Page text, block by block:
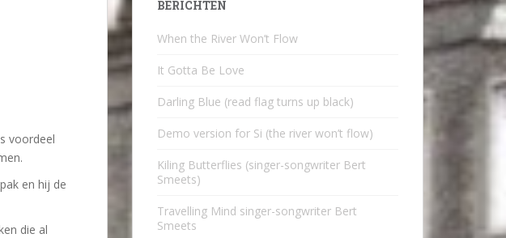
voordeel
en hij de
die al
BERICHTEN
When the River Won’t Flow
It Gotta Be Love
Darling Blue (read flag turns up black)
Demo version for Si (the river won’t flow)
Kiling Butterflies (singer-songwriter Bert
Smeets)
Travelling Mind singer-songwriter Bert
Smeets